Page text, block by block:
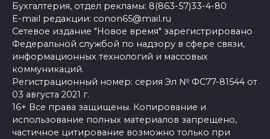
Бухгалтерия, отдел рекламы: 8(863-57)33-4-80
E-mail редакции: conon65@mail.ru
Сетевое издание "Новое время" зарегистрировано
Федеральной службой по надзору в сфере связи,
информационных технологий и массовых
коммуникаций.
Регистрационный номер: серия Эл № ФС77-81544 от
03 августа 2021 г.
16+ Все права защищены. Копирование и
использование полных материалов запрещено,
частичное цитирование возможно только при